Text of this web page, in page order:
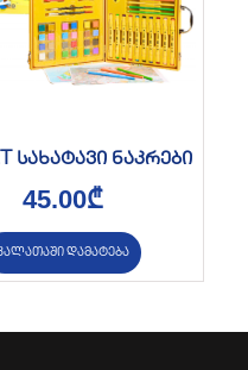
სახატავი ნაკრები
45.00₾
დამატება